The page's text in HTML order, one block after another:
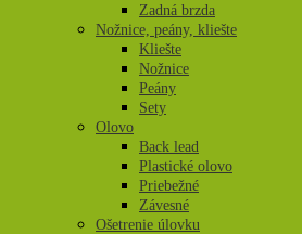
Zadná brzda
Nožnice, peány, kliešte
Kliešte
Nožnice
Peány
Sety
Olovo
Back lead
Plastické olovo
Priebežné
Závesné
Ošetrenie úlovku